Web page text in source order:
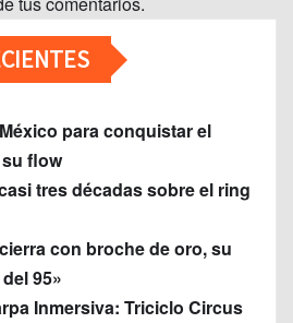
para conquistar el
flow
tres décadas sobre el ring
con broche de oro, su
95»
Inmersiva: Triciclo Circus